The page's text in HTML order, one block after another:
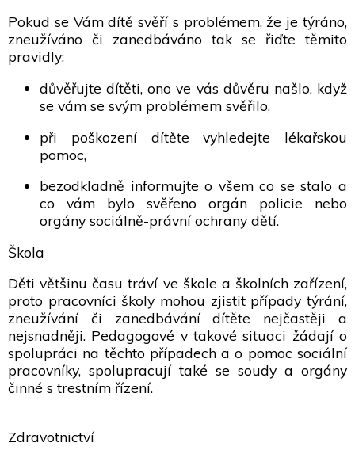
Pokud se Vám dítě svěří s problémem, že je týráno,
zneužíváno či zanedbáváno tak se řiďte těmito
pravidly:
důvěřujte dítěti, ono ve vás důvěru našlo, když
se vám se svým problémem svěřilo,
při poškození dítěte vyhledejte lékařskou
pomoc,
bezodkladně informujte o všem co se stalo a
co vám bylo svěřeno orgán policie nebo
orgány sociálně-právní ochrany dětí.
Škola
Děti většinu času tráví ve škole a školních zařízení,
proto pracovníci školy mohou zjistit případy týrání,
zneužívání či zanedbávání dítěte nejčastěji a
nejsnadněji. Pedagogové v takové situaci žádají o
spolupráci na těchto případech a o pomoc sociální
pracovníky, spolupracují také se soudy a orgány
činné s trestním řízení.
Zdravotnictví